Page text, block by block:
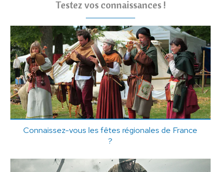
Testez vos connaissances !
Connaissez-vous les fêtes régionales de France
?